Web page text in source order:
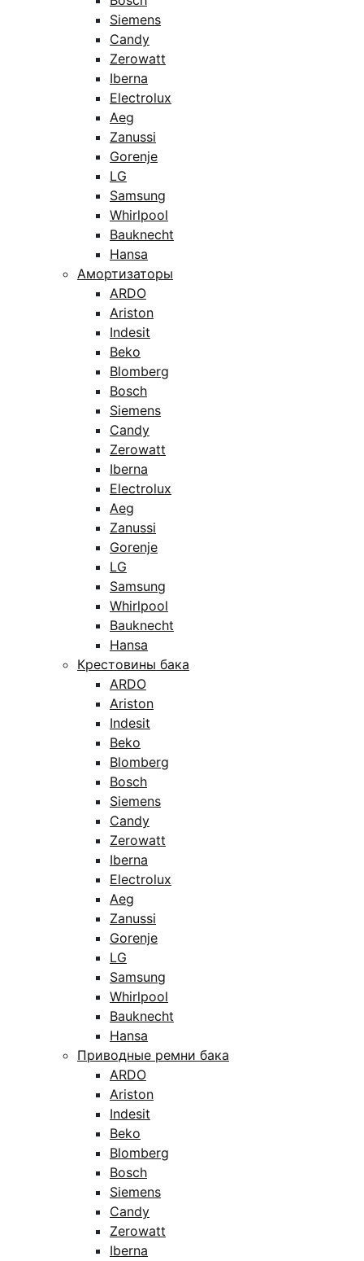
Siemens
Candy
Zerowatt
Iberna
Electrolux
Aeg
Zanussi
Gorenje
LG
Samsung
Whirlpool
Bauknecht
Hansa
Амортизаторы
ARDO
Ariston
Indesit
Beko
Blomberg
Bosch
Siemens
Candy
Zerowatt
Iberna
Electrolux
Aeg
Zanussi
Gorenje
LG
Samsung
Whirlpool
Bauknecht
Hansa
Крестовины бака
ARDO
Ariston
Indesit
Beko
Blomberg
Bosch
Siemens
Candy
Zerowatt
Iberna
Electrolux
Aeg
Zanussi
Gorenje
LG
Samsung
Whirlpool
Bauknecht
Hansa
Приводные ремни бака
ARDO
Ariston
Indesit
Beko
Blomberg
Bosch
Siemens
Candy
Zerowatt
Iberna